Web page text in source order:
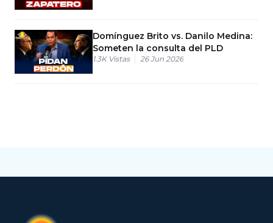
Domínguez Brito vs. Danilo Medina:
Someten la consulta del PLD
1.3K Vistas 26 Jun 2026